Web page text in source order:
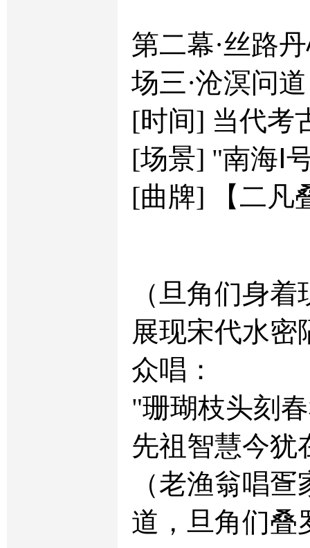
第二幕·丝路
场三·沧溟问道
[时间] 当代考
[场景] "南海Ⅰ
[曲牌] 【二凡
（旦角们身
展现宋代水密
众唱：
"珊瑚枝头刻
先祖智慧今犹
（老渔翁唱
道，旦角们叠